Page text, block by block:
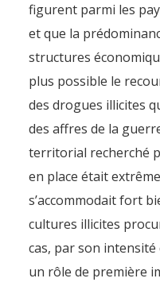
figurent parmi les
et que la
structures
plus possible le
des drogues illicites
des affres de la
territorial recherché
en place était
s’accommodait fort
cultures illicites
cas, par son
un rôle de première